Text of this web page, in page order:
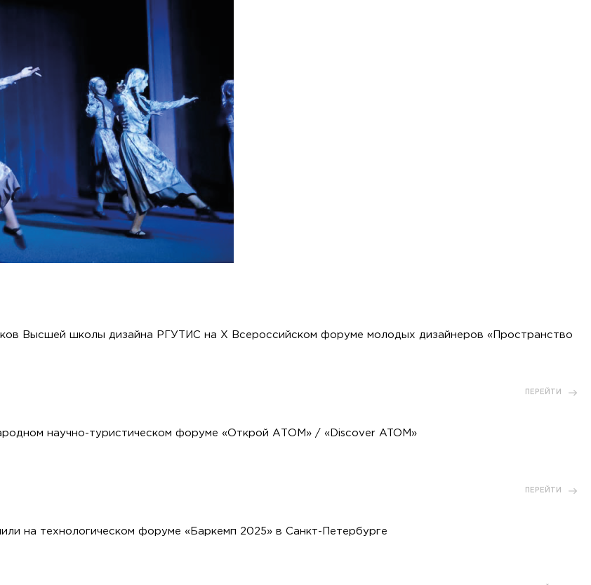
Высшей школы дизайна РГУТИС на X Всероссийском форуме молодых дизайнеров «Пространство
ПЕРЕЙТИ
научно-туристическом форуме «Открой АТОМ» / «Discover ATOM»
ПЕРЕЙТИ
на технологическом форуме «Баркемп 2025» в Санкт-Петербурге